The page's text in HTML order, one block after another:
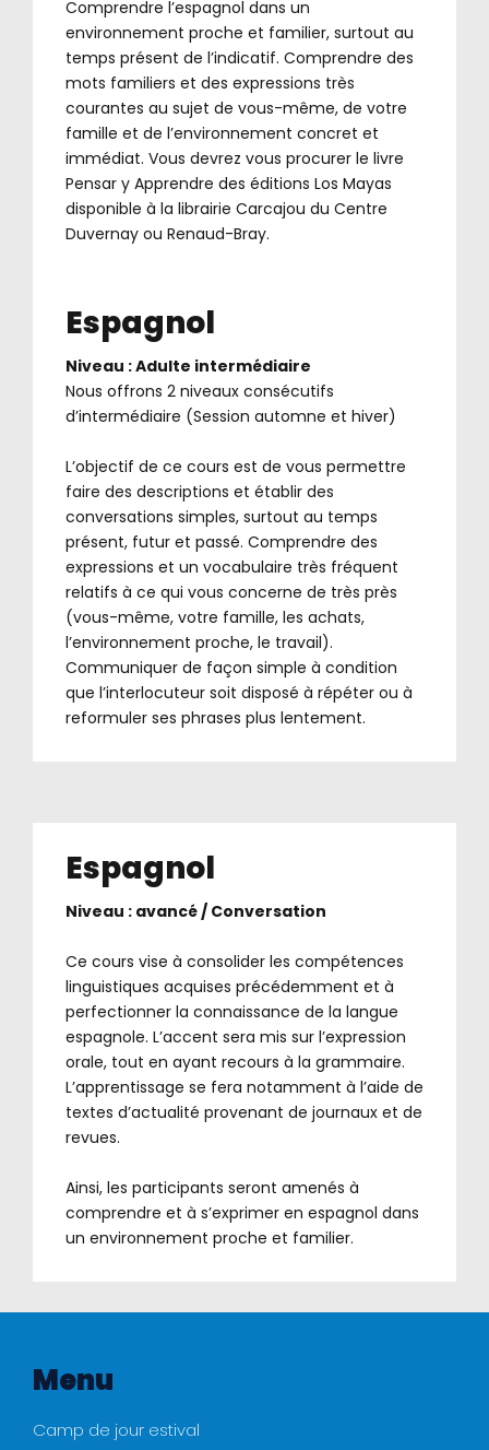
Comprendre l’espagnol dans un
environnement proche et familier, surtout au
temps présent de l’indicatif. Comprendre des
mots familiers et des expressions très
courantes au sujet de vous-même, de votre
famille et de l’environnement concret et
immédiat. Vous devrez vous procurer le livre
Pensar y Apprendre des éditions Los Mayas
disponible à la librairie Carcajou du Centre
Duvernay ou Renaud-Bray.
Espagnol
Niveau : Adulte intermédiaire
Nous offrons 2 niveaux consécutifs
d’intermédiaire (Session automne et hiver)
L’objectif de ce cours est de vous permettre
faire des descriptions et établir des
conversations simples, surtout au temps
présent, futur et passé. Comprendre des
expressions et un vocabulaire très fréquent
relatifs à ce qui vous concerne de très près
(vous-même, votre famille, les achats,
l’environnement proche, le travail).
Communiquer de façon simple à condition
que l’interlocuteur soit disposé à répéter ou à
reformuler ses phrases plus lentement.
Espagnol
Niveau : avancé / Conversation
Ce cours vise à consolider les compétences
linguistiques acquises précédemment et à
perfectionner la connaissance de la langue
espagnole. L’accent sera mis sur l’expression
orale, tout en ayant recours à la grammaire.
L’apprentissage se fera notamment à l’aide de
textes d’actualité provenant de journaux et de
revues.
Ainsi, les participants seront amenés à
comprendre et à s’exprimer en espagnol dans
un environnement proche et familier.
Menu
Camp de jour estival